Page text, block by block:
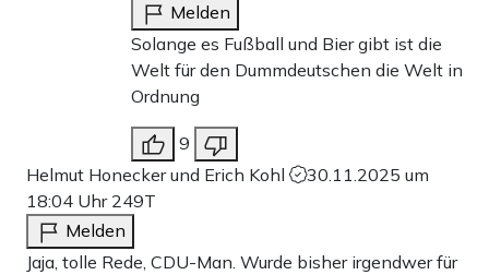
Melden
Solange es Fußball und Bier gibt ist die
Welt für den Dummdeutschen die Welt in
Ordnung
9
Helmut Honecker und Erich Kohl
30.11.2025 um
18:04 Uhr 249T
Melden
Jaja, tolle Rede, CDU-Man. Wurde bisher irgendwer für